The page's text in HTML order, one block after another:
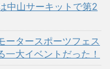
中山サーキットで第2
ータースポーツフェス
大イベントだった！